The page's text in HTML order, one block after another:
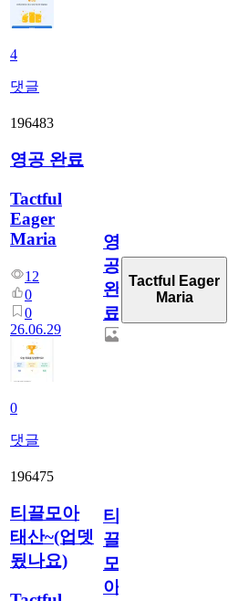
4
댓글
196483
영공 완료
Tactful
Eager
Maria
12
0
0
26.06.29
0
댓글
영
공
완
료
Tactful Eager
Maria
196475
티끌모아
태산~(업뎃
됬나요)
티
끌
모
아